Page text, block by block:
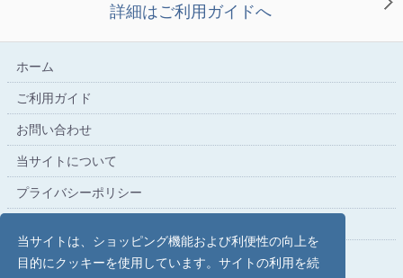
当サイトは、ショッピング機能および利便性の向上を
目的にクッキーを使用しています。サイトの利用を続
詳細はご利用ガイドへ
ホーム
ご利用ガイド
お問い合わせ
当サイトについて
プライバシーポリシー